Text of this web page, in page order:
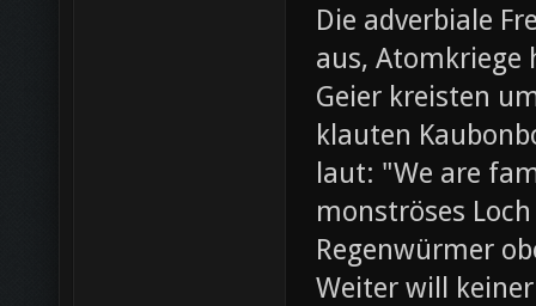
Die adverbiale
aus,
Geier kreisten
klauten
laut: "We are
monströses
Regenwürmer
Weiter will